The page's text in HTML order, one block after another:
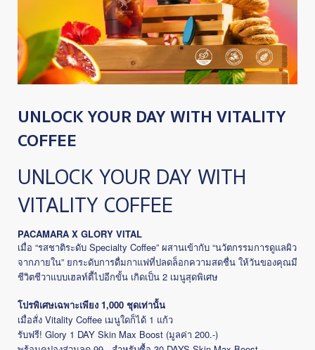
UNLOCK YOUR DAY WITH VITALITY
COFFEE
UNLOCK YOUR DAY WITH
VITALITY COFFEE
PACAMARA X GLORY VITAL
เมื่อ “รสชาติระดับ Specialty Coffee” ผสานเข้ากับ “นวัตกรรมการดูแลผิว
จากภายใน” ยกระดับการดื่มกาแฟที่ปลดล็อกความสดชื่น ให้วันของคุณมี
ชีวิตชีวาแบบเฮลท์ตี้ไปอีกขั้น เกิดเป็น 2 เมนูสุดพิเศษ
โปรพิเศษเฉพาะเพียง 1,000 ชุดเท่านั้น
เมื่อสั่ง Vitality Coffee เมนูใดก็ได้ 1 แก้ว
รับฟรี! Glory 1 DAY Skin Max Boost (มูลค่า 200.-)